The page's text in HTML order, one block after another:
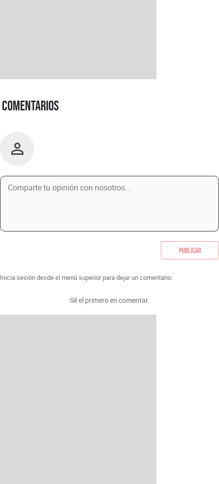
Comentarios
Publicar
Inicia sesión desde el menú superior para dejar un comentario.
Sé el primero en comentar.